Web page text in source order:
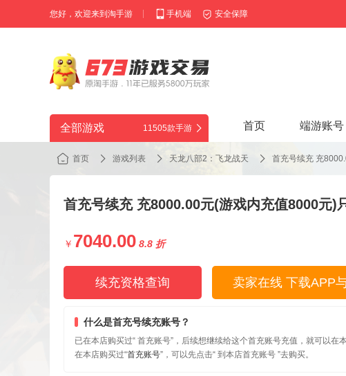
您好，欢迎来到淘手游 手机端 安全保障
全部游戏 11505款手游 首页 端游账号
首页 游戏列表 天龙八部2：飞龙战天 首充号续充 充
首充号续充 充8000.00元(游戏内充值8000元)
￥ 7040.00 8.8 折
续充资格查询 卖家在线 下载APP
什么是首充号续充账号？
已在本店购买过“ 首充账号”，后续想继续给这个首充账号充值，就可以
在本店购买过“首充账号”，可以先点击“ 到本店首充账号 ”去购买。